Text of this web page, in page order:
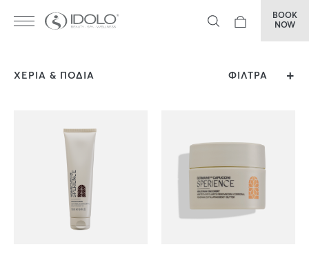
BOOK
NOW
ΧΕΡΙΑ & ΠΟΔΙΑ ΦΙΛΤΡΑ